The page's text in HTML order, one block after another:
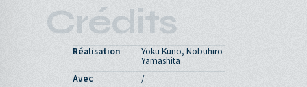
Crédits
Réalisation Yoku Kuno, Nobuhiro
Yamashita
Avec
/